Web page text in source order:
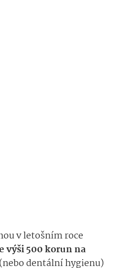
v letošním roce
výši 500 korun na
dentální hygienu)